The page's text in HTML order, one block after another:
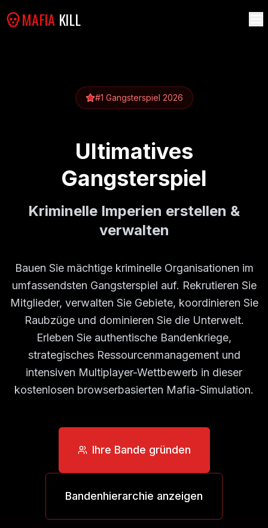
MAFIA KILL
#1 Gangsterspiel 2026
Ultimatives
Gangsterspiel
Kriminelle Imperien erstellen &
verwalten
Bauen Sie mächtige kriminelle Organisationen im
umfassendsten Gangsterspiel auf. Rekrutieren Sie
Mitglieder, verwalten Sie Gebiete, koordinieren Sie
Raubzüge und dominieren Sie die Unterwelt.
Erleben Sie authentische Bandenkriege,
strategisches Ressourcenmanagement und
intensiven Multiplayer-Wettbewerb in dieser
kostenlosen browserbasierten Mafia-Simulation.
Ihre Bande gründen
Bandenhierarchie anzeigen